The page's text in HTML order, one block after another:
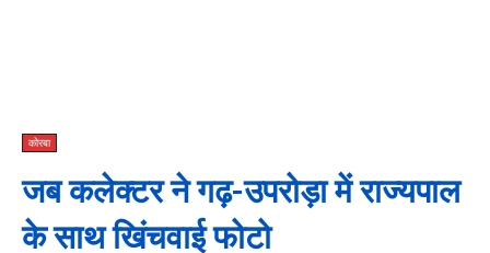
कोरबा
जब कलेक्टर ने गढ़-उपरोड़ा में राज्यपाल
के साथ खिंचवाई फोटो